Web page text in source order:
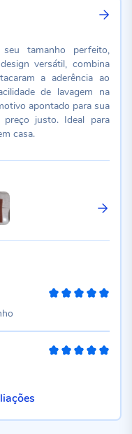
tamanho perfeito,
versátil, combina
a aderência ao
de lavagem na
apontado para sua
justo. Ideal para
casa.